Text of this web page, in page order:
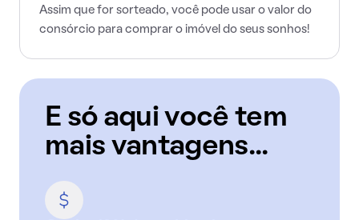
Assim que for sorteado, você pode usar o valor do
consórcio para comprar o imóvel do seus sonhos!
E só aqui você tem
mais vantagens...